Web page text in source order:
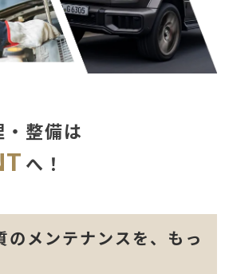
整備は
へ！
のメンテナンスを、もっ